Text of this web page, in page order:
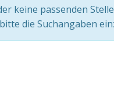
keine passenden
die Suchangaben